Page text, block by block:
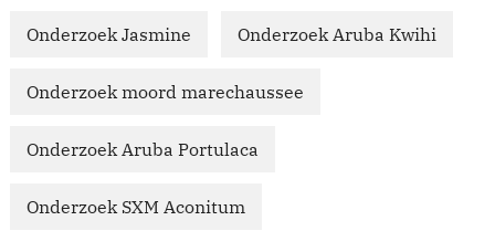
Onderzoek Jasmine Onderzoek Aruba Kwihi
Onderzoek moord marechaussee
Onderzoek Aruba Portulaca
Onderzoek SXM Aconitum